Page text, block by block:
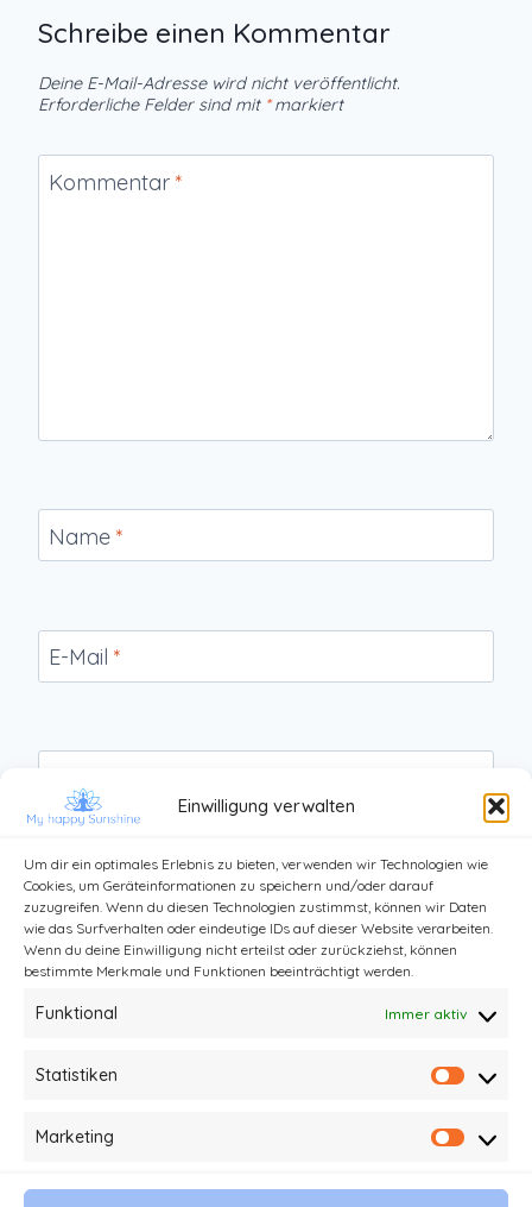
Einwilligung verwalten
Um dir ein optimales Erlebnis zu bieten, verwenden wir Technologien wie
Cookies, um Geräteinformationen zu speichern und/oder darauf
zuzugreifen. Wenn du diesen Technologien zustimmst, können wir Daten
wie das Surfverhalten oder eindeutige IDs auf dieser Website verarbeiten.
Wenn du deine Einwilligung nicht erteilst oder zurückziehst, können
bestimmte Merkmale und Funktionen beeinträchtigt werden.
Funktional Immer aktiv
Statistiken
Marketing
Schreibe einen Kommentar
Deine E-Mail-Adresse wird nicht veröffentlicht.
Erforderliche Felder sind mit *markiert
Kommentar *
Name *
E-Mail *